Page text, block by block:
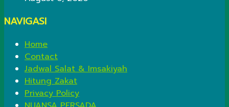
NAVIGASI
Home
Contact
Jadwal Salat & Imsakiyah
Hitung Zakat
Privacy Policy